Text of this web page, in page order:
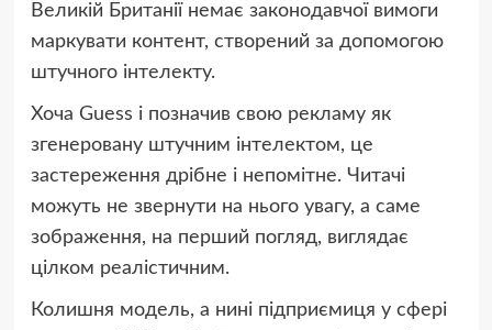
Великій Британії немає законодавчої вимоги
маркувати контент, створений за допомогою
штучного інтелекту.
Хоча Guess і позначив свою рекламу як
згенеровану штучним інтелектом, це
застереження дрібне і непомітне. Читачі
можуть не звернути на нього увагу, а саме
зображення, на перший погляд, виглядає
цілком реалістичним.
Колишня модель, а нині підприємиця у сфері